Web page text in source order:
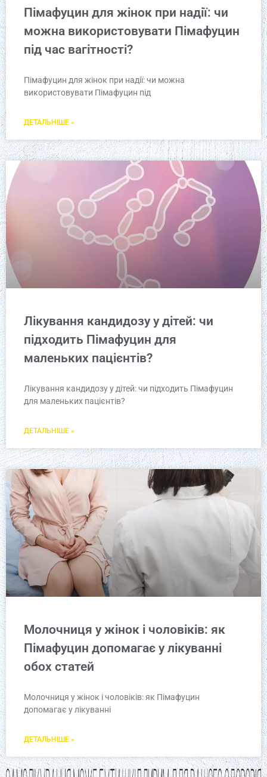
Пімафуцин для жінок при надії: чи
можна використовувати Пімафуцин
під час вагітності?
Пімафуцин для жінок при надії: чи можна
використовувати Пімафуцин під
ДЕТАЛЬНІШЕ »
Лікування кандидозу у дітей: чи
підходить Пімафуцин для
маленьких пацієнтів?
Лікування кандидозу у дітей: чи підходить Пімафуцин
для маленьких пацієнтів?
ДЕТАЛЬНІШЕ »
Молочниця у жінок і чоловіків: як
Пімафуцин допомагає у лікуванні
обох статей
Молочниця у жінок і чоловіків: як Пімафуцин
допомагає у лікуванні
ДЕТАЛЬНІШЕ »